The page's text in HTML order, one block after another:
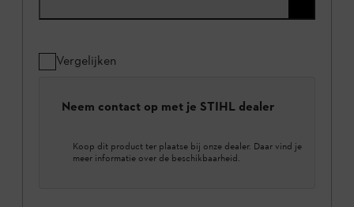
Vergelijken
Neem contact op met je STIHL dealer
Koop dit product ter plaatse bij onze dealer. Daar vind je
meer informatie over de beschikbaarheid.